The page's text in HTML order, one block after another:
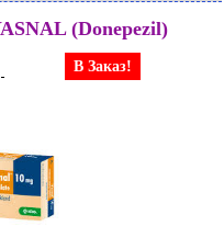
(Donepezil)
В Заказ!